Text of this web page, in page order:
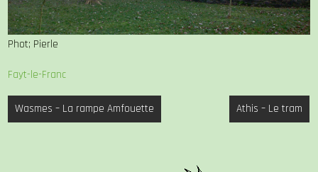
Phot; Pierle
Fayt-le-Franc
Navigation
de
Wasmes – La rampe Amfouette Athis – Le tram